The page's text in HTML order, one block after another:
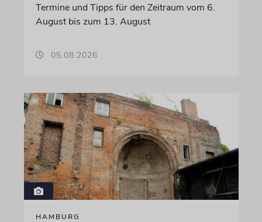
Termine und Tipps für den Zeitraum vom 6.
August bis zum 13. August
05.08.2026
HAMBURG